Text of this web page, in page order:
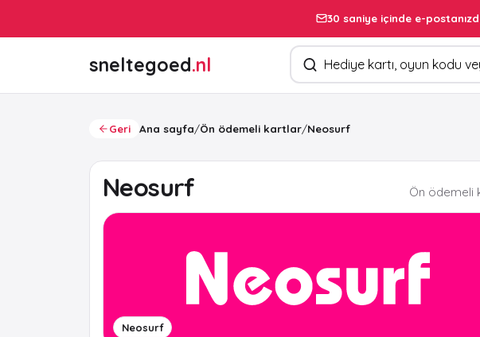
30 saniye içinde e-
sneltegoed.nl Ürün arayın
Geri Ana sayfa/Ön ödemeli kartlar/Neosurf
Neosurf Ön ödemeli
Neosurf